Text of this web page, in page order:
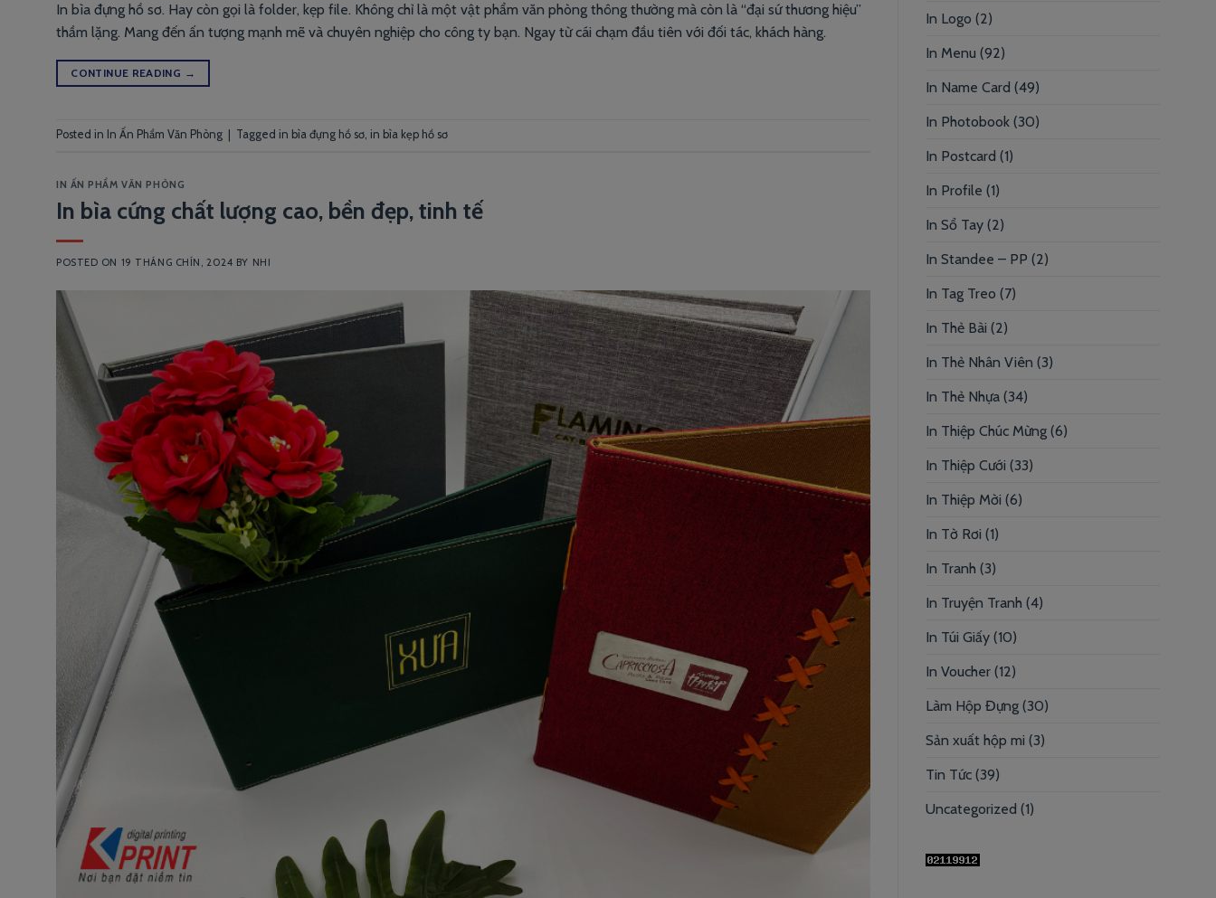
In bìa đựng hồ sơ. Hay còn gọi là folder, kẹp file. Không chỉ là một vật phẩm văn phòng thông thường mà còn là “đại sứ thương hiệu”
thầm lặng. Mang đến ấn tượng mạnh mẽ và chuyên nghiệp cho công ty bạn. Ngay từ cái chạm đầu tiên với đối tác, khách hàng.
CONTINUE READING →
Posted in In Ấn Phẩm Văn Phòng Tagged in bìa đựng hồ sơ, in bìa kẹp hồ sơ
IN ẤN PHẨM VĂN PHÒNG
In bìa cứng chất lượng cao, bền đẹp, tinh tế
POSTED ON 19 THÁNG CHÍN, 2024 BY NHI
In Logo (2)
In Menu (92)
In Name Card (49)
In Photobook (30)
In Postcard (1)
In Profile (1)
In Sổ Tay (2)
In Standee – PP (2)
In Tag Treo (7)
In Thẻ Bài (2)
In Thẻ Nhân Viên (3)
In Thẻ Nhựa (34)
In Thiệp Chúc Mừng (6)
In Thiệp Cưới (33)
In Thiệp Mời (6)
In Tờ Rơi (1)
In Tranh (3)
In Truyện Tranh (4)
In Túi Giấy (10)
In Voucher (12)
Làm Hộp Đựng (30)
Sản xuất hộp mi (3)
Tin Tức (39)
Uncategorized (1)